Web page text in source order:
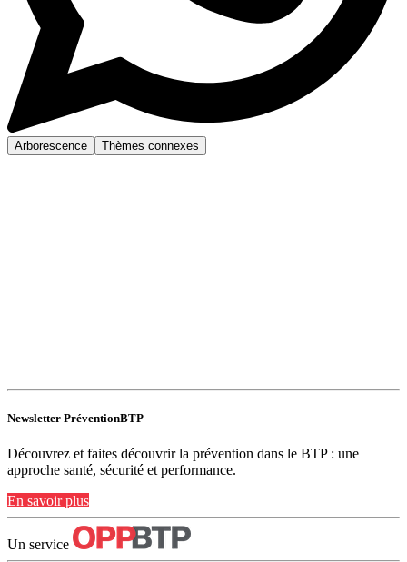
Arborescence Thèmes connexes
Newsletter PréventionBTP
Découvrez et faites découvrir la prévention dans le BTP : une
approche santé, sécurité et performance.
En savoir plus
Un service